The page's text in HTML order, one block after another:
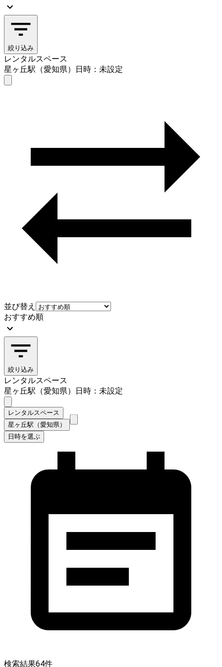
絞り込み
レンタルスペース
星ヶ丘駅（愛知県）
日時：未設定
並び替え
おすすめ順
絞り込み
レンタルスペース
星ヶ丘駅（愛知県）
日時：未設定
レンタルスペース
星ヶ丘駅（愛知県）
日時を選ぶ
検索結果64件